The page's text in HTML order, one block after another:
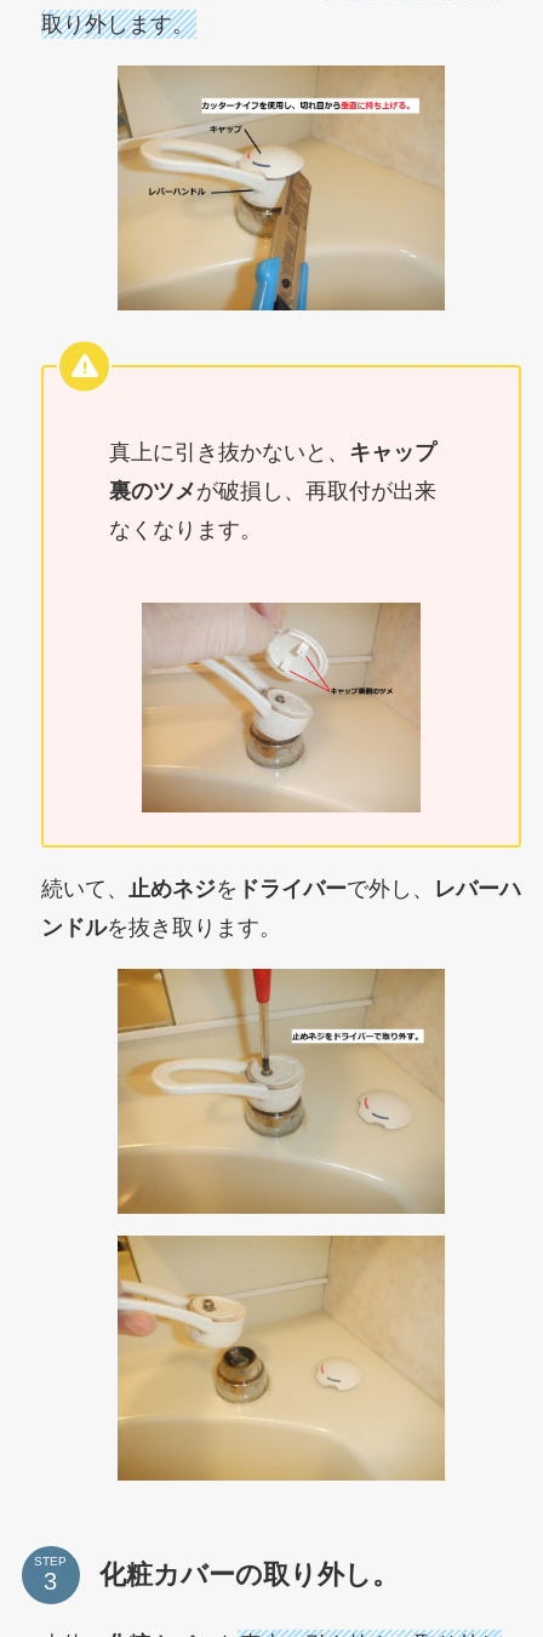
取り外します。
真上に引き抜かないと、 キャップ
裏のツメが破損し、再取付が出来
なくなります。
続いて、 止めネジを ドライバーで外し、
レバーハ
ンドルを抜き取ります。
STEP 化粧カバーの取り外し。